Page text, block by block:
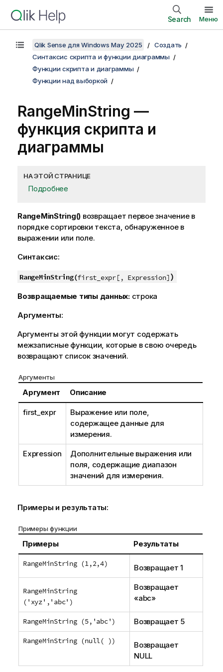
Search Меню
Qlik Sense для Windows May 2025
Создать
Синтаксис скрипта и функции диаграммы
Функции скрипта и диаграммы
Функции над выборкой
RangeMinString —
функция скриптa и
диаграммы
НА ЭТОЙ СТРАНИЦЕ
Подробнее
RangeMinString() возвращает первое значение в
порядке сортировки текста, обнаруженное в
выражении или поле.
Синтаксис:
RangeMinString(first_expr[, Expression])
Возвращаемые типы данных: строка
Аргументы:
Аргументы этой функции могут содержать
межзаписные функции, которые в свою очередь
возвращают список значений.
Аргументы
Аргумент Описание
first_expr
Выражение или поле,
содержащее данные для
измерения.
Expression
Дополнительные выражения или
поля, содержащие диапазон
значений для измерения.
Примеры и результаты:
Примеры функции
Примеры Результаты
RangeMinString (1,2,4) Возвращает 1
RangeMinString
('xyz','abc')
Возвращает
«abc»
RangeMinString (5,'abc') Возвращает 5
RangeMinString (null( ))
Возвращает
NULL